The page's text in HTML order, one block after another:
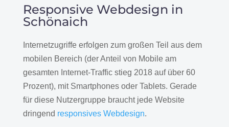
Responsive Webdesign in
Schönaich
Internetzugriffe erfolgen zum großen Teil aus dem
mobilen Bereich (der Anteil von Mobile am
gesamten Internet-Traffic stieg 2018 auf über 60
Prozent), mit Smartphones oder Tablets. Gerade
für diese Nutzergruppe braucht jede Website
dringend responsives Webdesign.